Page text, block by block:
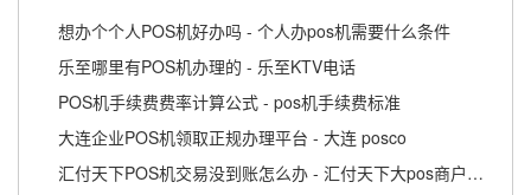
想办个个人POS机好办吗 - 个人办pos机需要什么条件
乐至哪里有POS机办理的 - 乐至KTV电话
POS机手续费费率计算公式 - pos机手续费标准
大连企业POS机领取正规办理平台 - 大连 posco
汇付天下POS机交易没到账怎么办 - 汇付天下大pos商户版APP